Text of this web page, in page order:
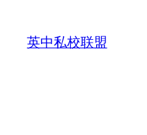
content
英中私校联盟